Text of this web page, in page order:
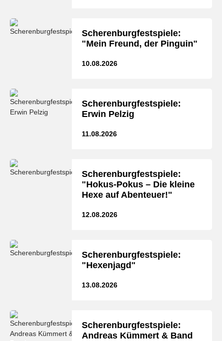
Scherenburgfestspiele:
"Mein Freund, der Pinguin"
10.08.2026
Scherenburgfestspiele:
Erwin Pelzig
11.08.2026
Scherenburgfestspiele:
"Hokus-Pokus – Die kleine
Hexe auf Abenteuer!"
12.08.2026
Scherenburgfestspiele:
"Hexenjagd"
13.08.2026
Scherenburgfestspiele:
Andreas Kümmert & Band